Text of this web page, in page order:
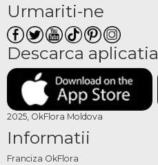
Urmariti-ne
Descarca aplicatia
2025, OkFlora Moldova
Informatii
Franciza OkFlora